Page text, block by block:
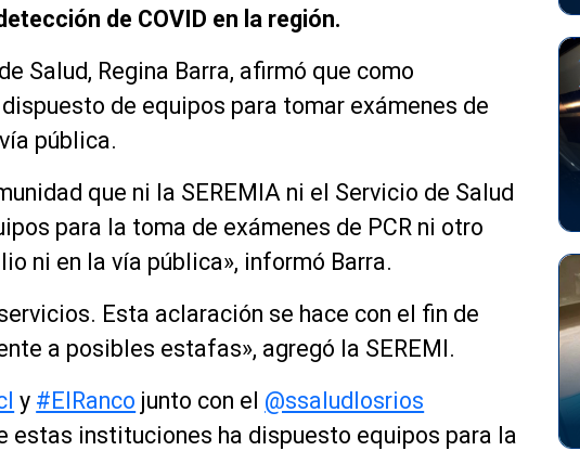
de COVID en la región.
Salud, Regina Barra, afirmó que como
de equipos para tomar exámenes de
pública.
que ni la SEREMIA ni el Servicio de Salud
para la toma de exámenes de PCR ni otro
ni en la vía pública», informó Barra.
Esta aclaración se hace con el fin de
a posibles estafas», agregó la SEREMI.
y #ElRanco junto con el @ssaludlosrios
estas instituciones ha dispuesto equipos para la